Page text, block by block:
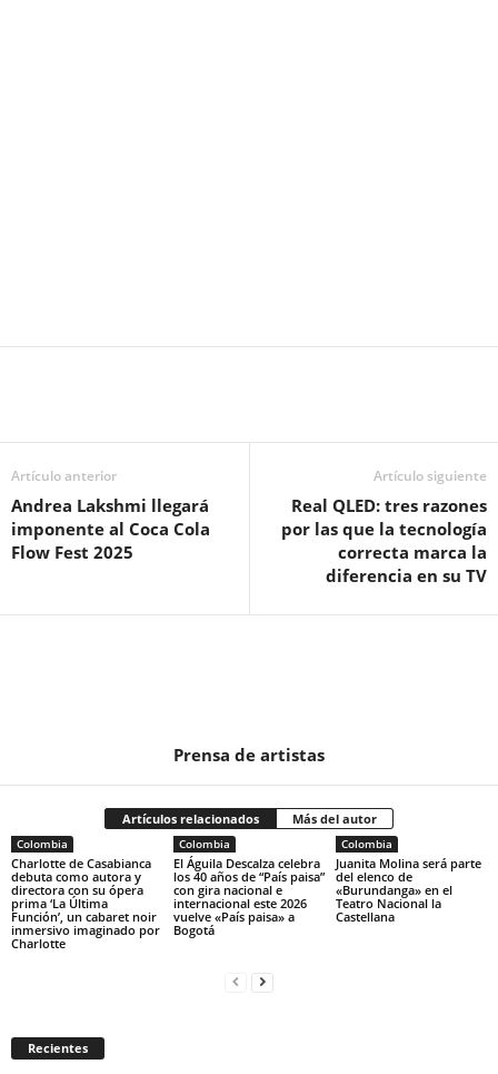
Artículo anterior
Andrea Lakshmi llegará
imponente al Coca Cola
Flow Fest 2025
Artículo siguiente
Real QLED: tres razones
por las que la tecnología
correcta marca la
diferencia en su TV
Prensa de artistas
Artículos relacionados Más del autor
Colombia
Charlotte de Casabianca
debuta como autora y
directora con su ópera
prima ‘La Última
Función’, un cabaret noir
inmersivo imaginado por
Charlotte
Colombia
El Águila Descalza celebra
los 40 años de “País paisa”
con gira nacional e
internacional este 2026
vuelve «País paisa» a
Bogotá
Colombia
Juanita Molina será parte
del elenco de
«Burundanga» en el
Teatro Nacional la
Castellana
Recientes